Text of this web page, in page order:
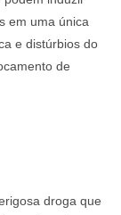
em uma única
e distúrbios do
de
droga que